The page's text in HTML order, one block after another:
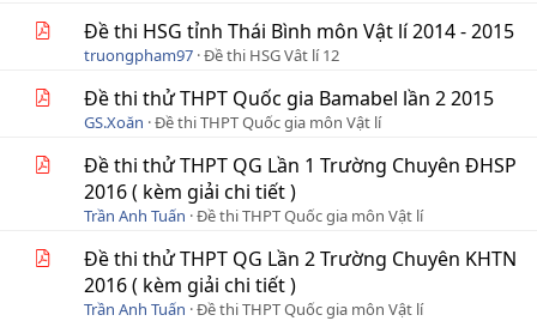
Đề thi HSG tỉnh Thái Bình môn Vật lí 2014 - 2015
truongpham97 Đề thi HSG Vât lí 12
Đề thi thử THPT Quốc gia Bamabel lần 2 2015
GS.Xoăn Đề thi THPT Quốc gia môn Vật lí
Đề thi thử THPT QG Lần 1 Trường Chuyên ĐHSP
2016 ( kèm giải chi tiết )
Trần Anh Tuấn Đề thi THPT Quốc gia môn Vật lí
Đề thi thử THPT QG Lần 2 Trường Chuyên KHTN
2016 ( kèm giải chi tiết )
Trần Anh Tuấn Đề thi THPT Quốc gia môn Vật lí